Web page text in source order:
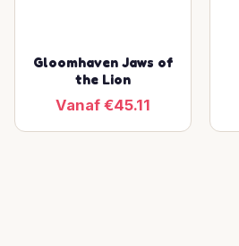
Gloomhaven Jaws of
the Lion
Vanaf €45.11